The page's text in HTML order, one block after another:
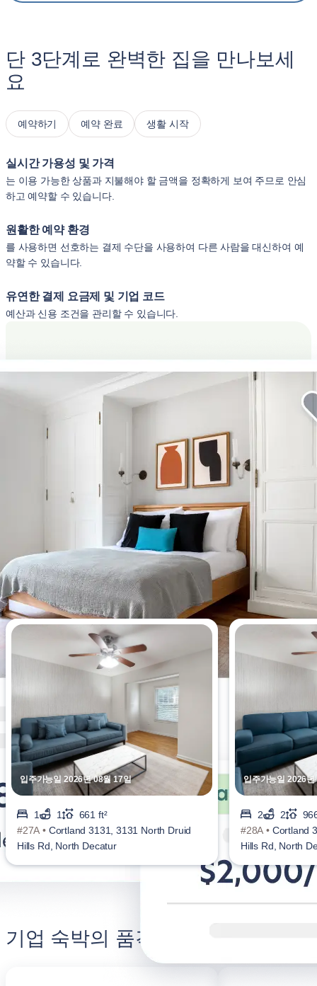
단 3단계로 완벽한 집을 만나보세
요
예약하기 예약 완료 생활 시작
실시간 가용성 및 가격
는 이용 가능한 상품과 지불해야 할 금액을 정확하게 보여 주므로 안심
하고 예약할 수 있습니다.
원활한 예약 환경
를 사용하면 선호하는 결제 수단을 사용하여 다른 사람을 대신하여 예
약할 수 있습니다.
유연한 결제 요금제 및 기업 코드
예산과 신용 조건을 관리할 수 있습니다.
이번 주에 가장 많이 조회된 아파트
입주가능일 2026년 08월 17일
1 1
661 ft²
#27A • Cortland 3131, 3131 North Druid
Hills Rd, North Decatur
입주가능일 2026
2 2
#28A • Cortland
Hills Rd, North
기업 숙박의 품격을 높이세요